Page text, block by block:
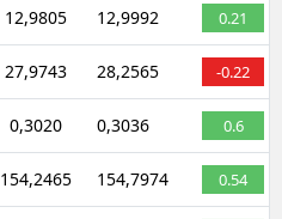
12,9805 12,9992 0.21
27,9743 28,2565 -0.22
0,3020 0,3036 0.6
154,2465 154,7974 0.54